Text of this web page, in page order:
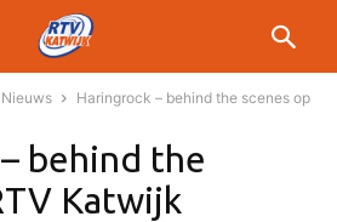
Haringrock – behind the scenes op
behind the
Katwijk